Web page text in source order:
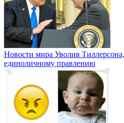
Новости мира Уволив
единоличному правлению